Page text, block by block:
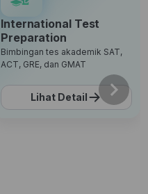
International Test
Preparation
Bimbingan tes akademik SAT,
ACT, GRE, dan GMAT
Lihat Detail